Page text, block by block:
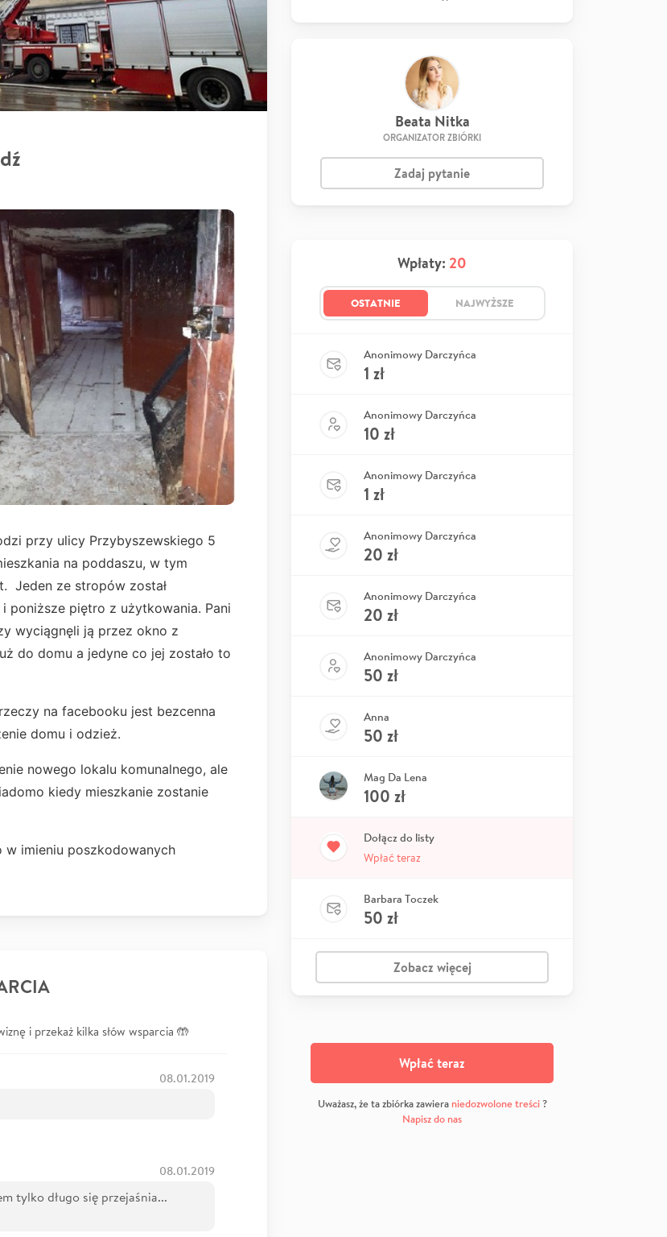
przy ulicy Przybyszewskiego 5
na poddaszu, w tym
Jeden ze stropów został
poniższe piętro z użytkowania. Pani
wyciągnęli ją przez okno z
do domu a jedyne co jej zostało to
na facebooku jest bezcenna
domu i odzież.
nowego lokalu komunalnego, ale
kiedy mieszkanie zostanie
w imieniu poszkodowanych
i przekaż kilka słów wsparcia 🤲
08.01.2019
08.01.2019
tylko długo się przejaśnia...
Beata Nitka
ORGANIZATOR ZBIÓRKI
Zadaj pytanie
Wpłaty: 20
OSTATNIE NAJWYŻSZE
Anonimowy Darczyńca
1 zł
Anonimowy Darczyńca
10 zł
Anonimowy Darczyńca
1 zł
Anonimowy Darczyńca
20 zł
Anonimowy Darczyńca
20 zł
Anonimowy Darczyńca
50 zł
Anna
50 zł
Mag Da Lena
100 zł
Dołącz do listy
Wpłać teraz
Barbara Toczek
50 zł
Zobacz więcej
Wpłać teraz
Uważasz, że ta zbiórka zawiera niedozwolone treści?
Napisz do nas